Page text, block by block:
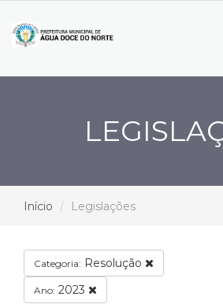
Início Legislações
Categoria: Resolução
Ano: 2023